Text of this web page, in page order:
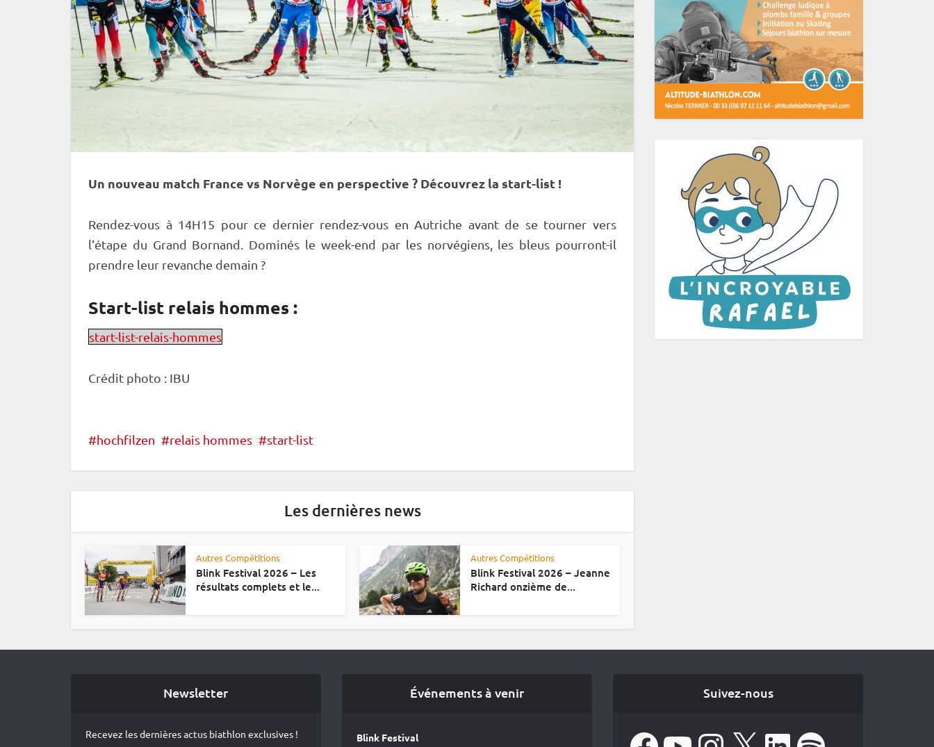
Un nouveau match France vs Norvège en perspective ? Découvrez la start-list !
Rendez-vous à 14H15 pour ce dernier rendez-vous en Autriche avant de se tourner vers
l’étape du Grand Bornand. Dominés le week-end par les norvégiens, les bleus pourront-il
prendre leur revanche demain ?
Start-list relais hommes :
start-list-relais-hommes
Crédit photo : IBU
hochfilzen relais hommes start-list
Les dernières news
Autres Compétitions
Blink Festival 2026 – Les
résultats complets et le...
Autres Compétitions
Blink Festival 2026 – Jeanne
Richard onzième de...
Newsletter
Recevez les dernières actus biathlon exclusives !
Événements à venir
Blink Festival
Suivez-nous
FacebookYouTube Instagram
X LinkedIn Spotify